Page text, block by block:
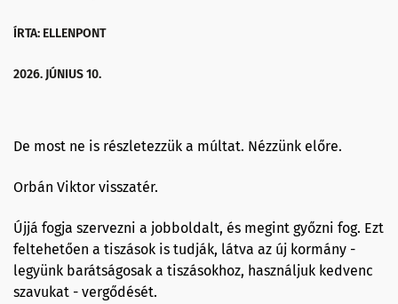
ÍRTA: ELLENPONT
2026. JÚNIUS 10.
De most ne is részletezzük a múltat. Nézzünk előre.
Orbán Viktor visszatér.
Újjá fogja szervezni a jobboldalt, és megint győzni fog. Ezt
feltehetően a tiszások is tudják, látva az új kormány -
legyünk barátságosak a tiszásokhoz, használjuk kedvenc
szavukat - vergődését.